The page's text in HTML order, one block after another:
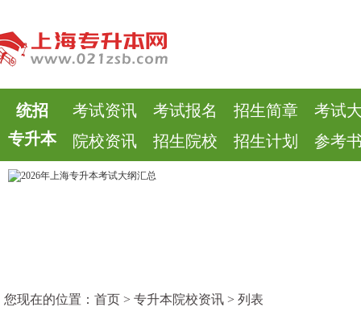
统招
专升本
考试资讯 考试报名 招生简章
考试
院校资讯
招生院校 招生计划 参考
您现在的位置： 首页 > 专升本院校资讯 > 列表